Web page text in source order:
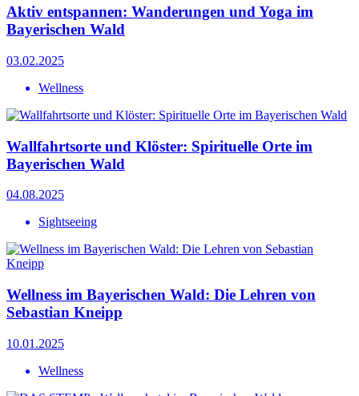
Aktiv entspannen: Wanderungen und Yoga im
Bayerischen Wald
03.02.2025
Wellness
Wallfahrtsorte und Klöster: Spirituelle Orte im
Bayerischen Wald
04.08.2025
Sightseeing
Wellness im Bayerischen Wald: Die Lehren von
Sebastian Kneipp
10.01.2025
Wellness